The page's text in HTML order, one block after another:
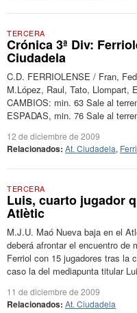
TERCERA
Crónica 3ª Div:
Ciudadela
C.D. FERRIOLENSE / Fran,
M.López, Raul, Tato, Llompart,
CAMBIOS: min. 63 Sale al
ESPADAS, min. 76 Sale al
12 de diciembre de 2009
Relacionados: At. Ciudadela,
TERCERA
Luis, cuarto jugador
Atlètic
M.J.U. Maó Nueva baja en el
deberá afrontar el encuentro de
Ferriol con 15 jugadores tras la
caso la del mediapunta titular
11 de diciembre de 2009
Relacionados: At. Ciudadela